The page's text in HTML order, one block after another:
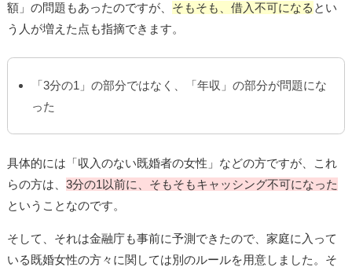
額」の問題もあったのですが、 そもそも、借入不可になる とい
う人が増えた点も指摘できます。
「3分の1」の部分ではなく、「年収」の部分が問題にな
った
具体的には「収入のない既婚者の女性」などの方ですが、これ
らの方は、3分の1以前に、そもそもキャッシング不可になった
ということなのです。
そして、それは金融庁も事前に予測できたので、家庭に入って
いる既婚女性の方々に関しては別のルールを用意しました。そ